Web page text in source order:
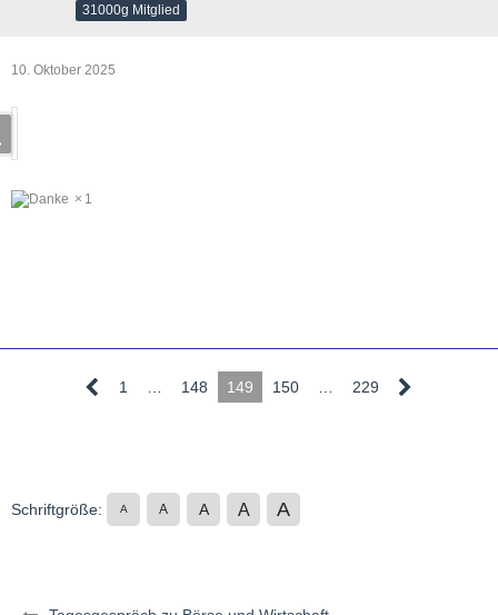
31000g Mitglied
10. Oktober 2025
1
1 … 148 149 150 … 229
Schriftgröße: A A A A A